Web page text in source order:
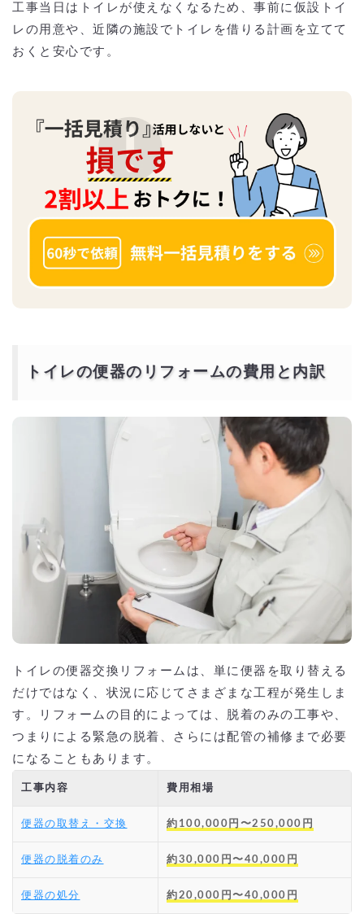
工事当日はトイレが使えなくなるため、事前に仮設トイ
レの用意や、近隣の施設でトイレを借りる計画を立てて
おくと安心です。
トイレの便器のリフォームの費用と内訳
トイレの便器交換リフォームは、単に便器を取り替える
だけではなく、状況に応じてさまざまな工程が発生しま
す。リフォームの目的によっては、脱着のみの工事や、
つまりによる緊急の脱着、さらには配管の補修まで必要
になることもあります。
工事内容 費用相場
便器の取替え・交換 約100,000円〜250,000円
便器の脱着のみ 約30,000円〜40,000円
便器の処分 約20,000円〜40,000円